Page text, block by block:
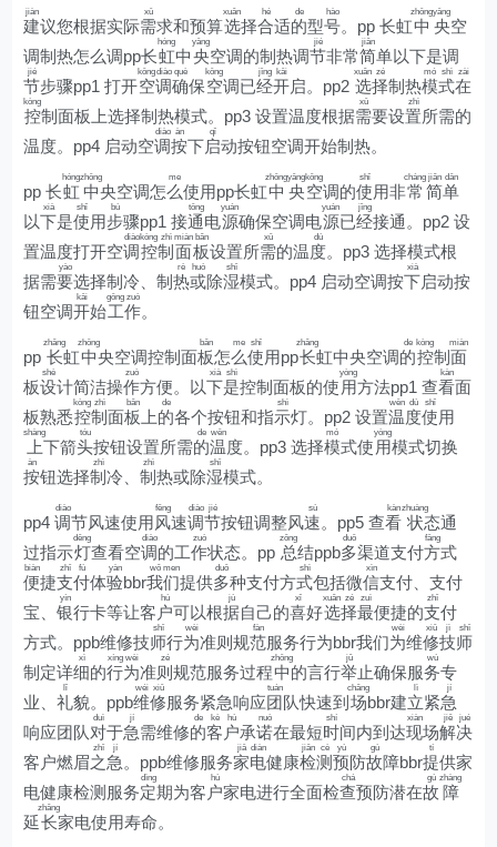
建
jiàn
议您根据实际需
xū
求和预算选
xuǎn
择合
hé
适的
de
型号
hào
。pp 长虹中
zhōng
央
yāng
空
调制热怎么调pp长虹
hóng
中央
yāng
空调的制热调节
jié
非常简
jiǎn
单以下是调
节
jié
步骤pp1 打开空
kōng
调
diào
确
què
保空
kōng
调已经
jīng
开
kāi
启。pp2 选
xuǎn
择
zé
制热模
mó
式
shì
在
zài
控
kòng
制面板上选择制热模式。pp3 设置温度根据需
xū
要设置
zhì
所需的
温度。pp4 启动空调
diào
按
àn
下启
qǐ
动按钮空调开始制热。
pp 长虹
hóng
中
zhōng
央空调怎么
me
使用pp长虹中
zhōng
央
yāng
空
kōng
调的使
shǐ
用非常
cháng
简
jiǎn
单
dān
以下
xià
是使
shǐ
用步
bù
骤pp1 接通
tōng
电源
yuán
确保空调电源
yuán
已经
jīng
接通。pp2 设
置温度打开空调
diào
控
kòng
制
zhì
面
miàn
板
bǎn
设置所需
xū
的温度
dù
。pp3 选择模式根
据需要
yào
选择制冷、制热
rè
或
huò
除湿
shī
模式。pp4 启动空调按下
xià
启动按
钮空调开
kāi
始工
gōng
作
zuò
。
pp 长
zhǎng
虹中
zhōng
央空调控制面板
bǎn
怎么
me
使
shǐ
用pp长
zhǎng
虹中央空调的
de
控
kòng
制面
miàn
板设
shè
计简洁操作
zuò
方便。以下
xià
是
shì
控制面板的使 用
yòng
方法pp1 查看
kàn
面
板熟悉控
kòng
制
zhì
面板
bǎn
上的
de
各个按钮和指示
shì
灯。pp2 设置温
wēn
度
dù
使
shǐ
用
上
shàng
下箭头
tóu
按钮设置所需的
de
温
wēn
度。pp3 选择模
mó
式使 用
yòng
模式切换
按
àn
钮选择制
zhì
冷、制
zhì
热或除湿
shī
模式。
pp4调
diào
节风速使用 风
fēng
速调
diào
节
jié
按钮调整风速
sù
。pp5 查看
kàn
状
zhuàng
态通
过指示灯
dēng
查看空调
diào
的工作
zuò
状态。pp 总
zǒng
结ppb多
duō
渠道支付方
fāng
式
便
biàn
捷支
zhī
付
fù
体验
yàn
bbr我
wǒ
们
men
提供多
duō
种支付方式
shì
包括微信
xìn
支付、支付
宝、银
yín
行卡等让客 户
hù
可以根据
jù
自己的喜
xǐ
好选
xuǎn
择
zé
最
zuì
便捷的支
zhī
付
方式。ppb维修技师
shī
行为
wèi
准则规范
fàn
服务行为bbr我们为
wèi
维修
xiū
技
jì
师
shī
制定详细
xì
的行
xíng
为
wèi
准则
zé
规范服务过程中
zhōng
的言行举
jǔ
止确保服务
wù
专
业、礼
lǐ
貌。ppb维
wéi
修
xiū
服务紧急响应团
tuán
队快速到 场
chǎng
bbr建立
lì
紧急
jí
响应团队对
duì
于急
jí
需维修的
de
客
kè
户
hù
承诺
nuò
在最短时
shí
间内到达现
xiàn
场解
jiě
决
jué
客户燃眉之
zhī
急
jí
。ppb维修服务家
jiā
电
diàn
健康检
jiǎn
测
cè
预
yù
防故
gù
障bbr提
tí
供家
电健康检测服务定
dìng
期为客 户
hù
家电进行全面检查
chá
预防潜在故
gù
障
zhàng
延长
zhǎng
家电使用寿命。